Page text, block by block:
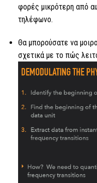
φορές μικρότερη από
τηλέφωνο.
Θα μπορούσατε να
σχετικά με το πώς